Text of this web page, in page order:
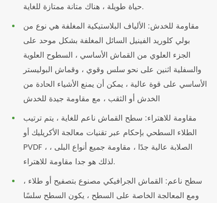
حياة طويلة ، هناك متانة ممتازة للغاية.
مقاومة للخدش: الألياف البلاستيكية المغلفة هي نوع من
بولي كلوريد الفينيل السائل المغلفة بشكل موحد على
الجزء العلوي من القماش الأساسي ، السطوح العلوية
والسفلية اثنين على نحو سلس وقوي ، وقماش البوليستر
الأساسي على قوة عالية ، يمكن أن يمنع الأشياء الحادة من
الخدش أو الثقب ، مع مقاومة جيدة للخدش
مقاومة للاهتراء: سطح القماش ناعم للغاية ، يتم ترتيب
الطلاء السطحي بإحكام عبر تقنيات معالجة الأكريليك أو
PVDF ، الصلابة عالية جدًا ، مقاومة جميع أنواع البلى ،
لذلك هو جدا مقاومة للاهتراء.
سطح ناعم: القماش الجرافيكي مصنوع بتصفيح أو طلاء ،
ومع المعالجة الخاصة على السطح ، يكون السطح سلسًا